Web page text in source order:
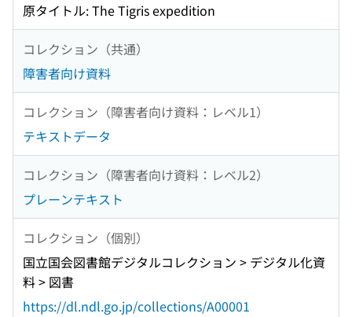
原タイトル: The Tigris expedition
コレクション（共通）
障害者向け資料
コレクション（障害者向け資料：レベル1）
テキストデータ
コレクション（障害者向け資料：レベル2）
プレーンテキスト
コレクション（個別）
国立国会図書館デジタルコレクション > デジタル化資
料 > 図書
https://dl.ndl.go.jp/collections/A00001